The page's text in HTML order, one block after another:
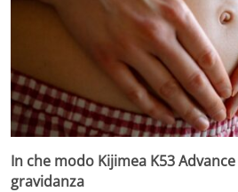
In che modo Kijimea K53
gravidanza